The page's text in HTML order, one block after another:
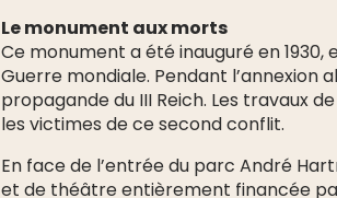
Le monument aux morts
Ce monument a été inauguré en
Guerre mondiale. Pendant
propagande du III Reich. Les travaux
les victimes de ce second conflit.
En face de l’entrée du parc André
et de théâtre entièrement financée